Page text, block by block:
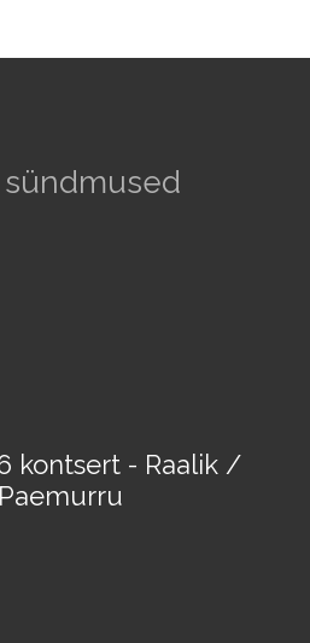
kontsert - Raalik /